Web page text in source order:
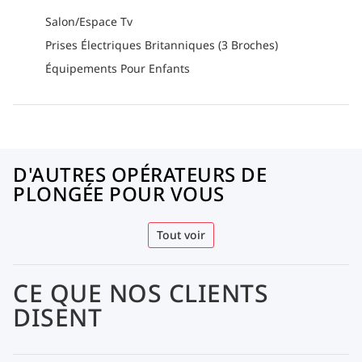
Salon/Espace Tv
Prises Électriques Britanniques (3 Broches)
Équipements Pour Enfants
D'AUTRES OPÉRATEURS DE
PLONGÉE POUR VOUS
Tout voir
CE QUE NOS CLIENTS
DISENT